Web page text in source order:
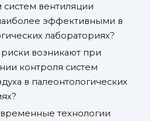
систем вентиляции
эффективными в
лабораториях?
возникают при
контроля систем
в палеонтологических
технологии